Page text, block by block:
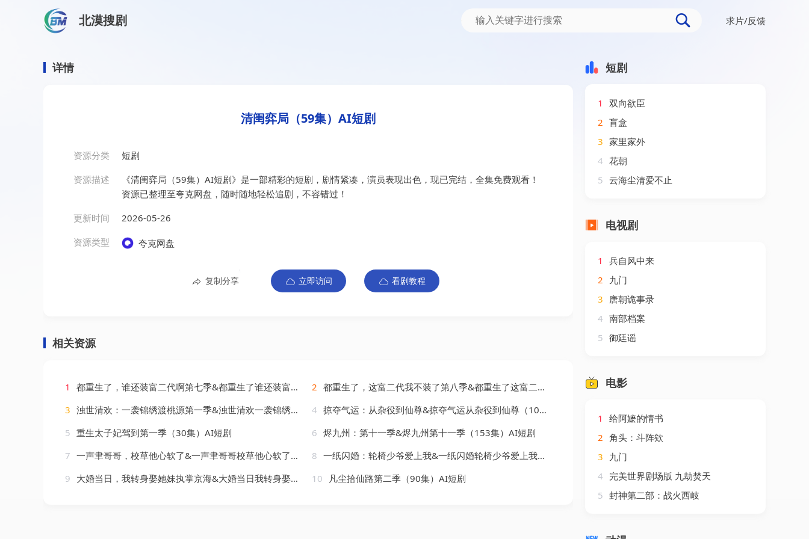
北漠搜剧 求片/反馈
详情
清闺弈局（59集）AI短剧
资源分类
短剧
资源描述
《清闺弈局（59集）AI短剧》是一部精彩的短剧，剧情紧凑，演员表现出色，现已完结，全集免费观看！
资源已整理至夸克网盘，随时随地轻松追剧，不容错过！
更新时间
2026-05-26
资源类型
夸克网盘
复制分享 立即访问 看剧教程
相关资源
1 都重生了，谁还装富二代啊第七季&都重生了谁还装富二代啊第七季（77集）AI短剧 2 都重生了，这富二代我不装了第八季&都重生了这富二代我不装了第八季（105集）AI短剧
3 浊世清欢：一袭锦绣渡桃源第一季&浊世清欢一袭锦绣渡桃源第一季（137集）AI短剧 4 掠夺气运：从杂役到仙尊&掠夺气运从杂役到仙尊（101集）AI短剧
5 重生太子妃驾到第一季（30集）AI短剧 6 烬九州：第十一季&烬九州第十一季（153集）AI短剧
7 一声聿哥哥，校草他心软了&一声聿哥哥校草他心软了（17集）AI短剧 8 一纸闪婚：轮椅少爷爱上我&一纸闪婚轮椅少爷爱上我（72集）AI短剧
9 大婚当日，我转身娶她妹执掌京海&大婚当日我转身娶她妹执掌京海（60集）AI短剧 10 凡尘拾仙路第二季（90集）AI短剧
短剧
1
双向欲臣
2 盲盒
3 家里家外
4 花朝
5 云海尘清爱不止
电视剧
1
兵自风中来
2 九门
3 唐朝诡事录
4 南部档案
5 御廷谣
电影
1
给阿嬷的情书
2 角头：斗阵欸
3 九门
4 完美世界剧场版 九劫焚天
5 封神第二部：战火西岐